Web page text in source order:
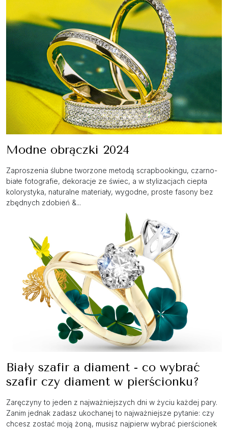
Modne obrączki 2024
Zaproszenia ślubne tworzone metodą scrapbookingu, czarno-
białe fotografie, dekoracje ze świec, a w stylizacjach ciepła
kolorystyka, naturalne materiały, wygodne, proste fasony bez
zbędnych zdobień &...
Biały szafir a diament - co wybrać
szafir czy diament w pierścionku?
Zaręczyny to jeden z najważniejszych dni w życiu każdej pary.
Zanim jednak zadasz ukochanej to najważniejsze pytanie: czy
chcesz zostać moją żoną, musisz najpierw wybrać pierścionek